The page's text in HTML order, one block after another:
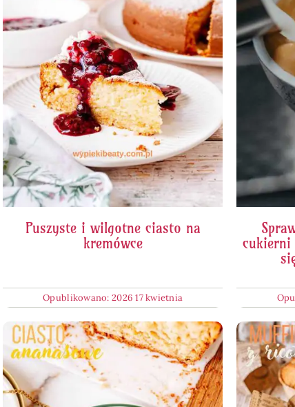
Puszyste i wilgotne ciasto na
kremówce
Opublikowano: 2026 17 kwietnia
cukierni